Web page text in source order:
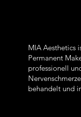
MIA Aesthetics
Permanent
professionell
behandelt und